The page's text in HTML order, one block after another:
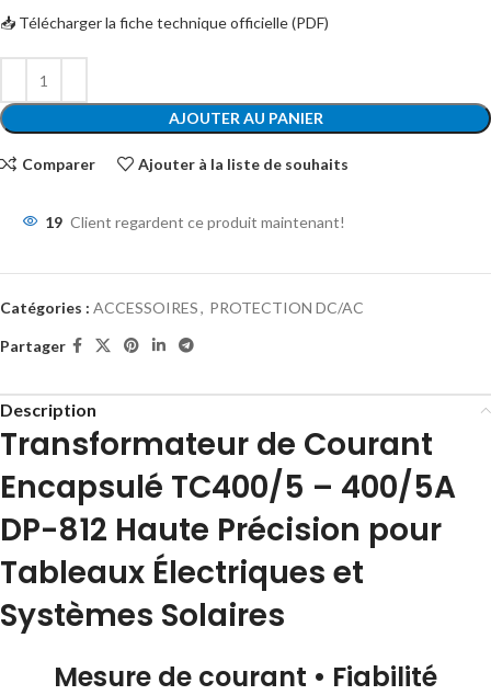
📥 Télécharger la fiche technique officielle (PDF)
AJOUTER AU PANIER
Comparer Ajouter à la liste de souhaits
19 Client regardent ce produit maintenant!
Catégories : ACCESSOIRES, PROTECTION DC/AC
Partager
Description
Transformateur de Courant
Encapsulé TC400/5 – 400/5A
DP-812 Haute Précision pour
Tableaux Électriques et
Systèmes Solaires
Mesure de courant • Fiabilité